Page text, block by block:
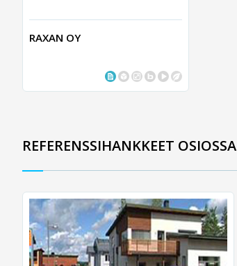
RAXAN OY
REFERENSSIHANKKEET OSIOSSA